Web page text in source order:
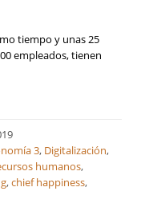
tiempo y unas 25
empleados, tienen
3, Digitalización,
humanos,
,chief happiness,